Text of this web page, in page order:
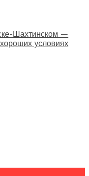
Шахтинском —
условиях